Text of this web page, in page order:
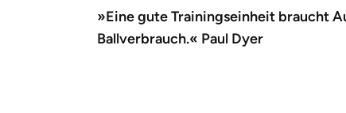
»Eine gute Trainingseinheit braucht
Ballverbrauch.« Paul Dyer